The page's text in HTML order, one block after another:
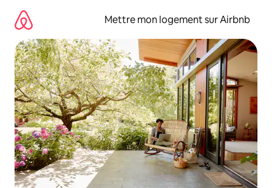
directement
contenu
Mettre mon logement sur Airbnb